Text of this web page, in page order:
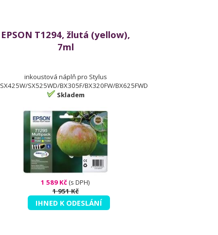
EPSON T1294, žlutá (yellow),
7ml
inkoustová náplň pro Stylus
SX425W/SX525WD/BX305F/BX320FW/BX625FWD
Skladem
1 589 Kč(s DPH)
1 951 Kč
IHNED K ODESLÁNÍ